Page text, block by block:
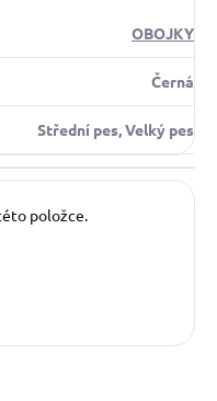
OBOJKY
Černá
Střední pes, Velký pes
položce.